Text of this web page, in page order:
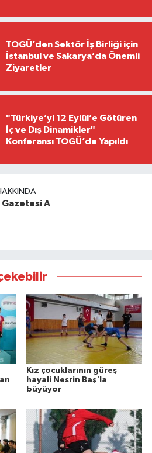
TOGÜ’den Sektör İş Birliği için
İstanbul ve Sakarya’da Önemli
Ziyaretler
"Türkiye’yi 12 Eylül’e Götüren
İç ve Dış Dinamikler"
Konferansı TOGÜ’de Yapıldı
Gazetesi A
Kız çocuklarının güreş
hayali Nesrin Baş'la
büyüyor